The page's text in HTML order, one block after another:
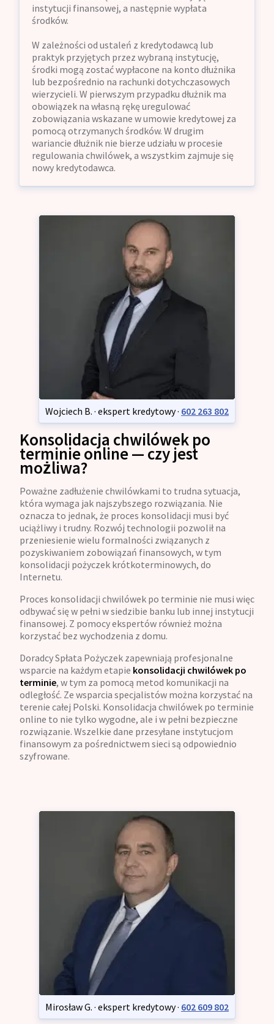
instytucji finansowej, a następnie wypłata
środków.
W zależności od ustaleń z kredytodawcą lub
praktyk przyjętych przez wybraną instytucję,
środki mogą zostać wypłacone na konto dłużnika
lub bezpośrednio na rachunki dotychczasowych
wierzycieli. W pierwszym przypadku dłużnik ma
obowiązek na własną rękę uregulować
zobowiązania wskazane w umowie kredytowej za
pomocą otrzymanych środków. W drugim
wariancie dłużnik nie bierze udziału w procesie
regulowania chwilówek, a wszystkim zajmuje się
nowy kredytodawca.
Wojciech B. · ekspert kredytowy · 602 263 802
Konsolidacja chwilówek po
terminie online — czy jest
możliwa?
Poważne zadłużenie chwilówkami to trudna sytuacja,
która wymaga jak najszybszego rozwiązania. Nie
oznacza to jednak, że proces konsolidacji musi być
uciążliwy i trudny. Rozwój technologii pozwolił na
przeniesienie wielu formalności związanych z
pozyskiwaniem zobowiązań finansowych, w tym
konsolidacji pożyczek krótkoterminowych, do
Internetu.
Proces konsolidacji chwilówek po terminie nie musi więc
odbywać się w pełni w siedzibie banku lub innej instytucji
finansowej. Z pomocy ekspertów również można
korzystać bez wychodzenia z domu.
Doradcy Spłata Pożyczek zapewniają profesjonalne
wsparcie na każdym etapie konsolidacji chwilówek po
terminie, w tym za pomocą metod komunikacji na
odległość. Ze wsparcia specjalistów można korzystać na
terenie całej Polski. Konsolidacja chwilówek po terminie
online to nie tylko wygodne, ale i w pełni bezpieczne
rozwiązanie. Wszelkie dane przesyłane instytucjom
finansowym za pośrednictwem sieci są odpowiednio
szyfrowane.
Mirosław G. · ekspert kredytowy · 602 609 802